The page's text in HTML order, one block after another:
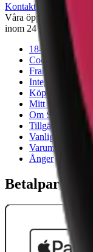
Kontakta oss
Våra öppettider är:
inom 24 timmar på
18-årsgräns
Cookiepolicy
Frakt- och
Integritetspolicy
Köpvillkor
Mitt konto
Om Snuset.se
Vanliga frågor
Varumärken
Ånger
Betalpartner